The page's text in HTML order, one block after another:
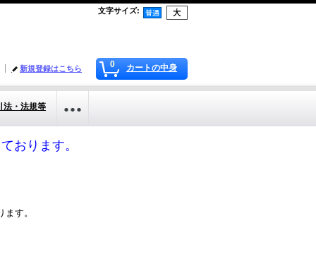
文字サイズ:
0 カートの中身
新規登録はこちら
法・法規等
おります。
す。